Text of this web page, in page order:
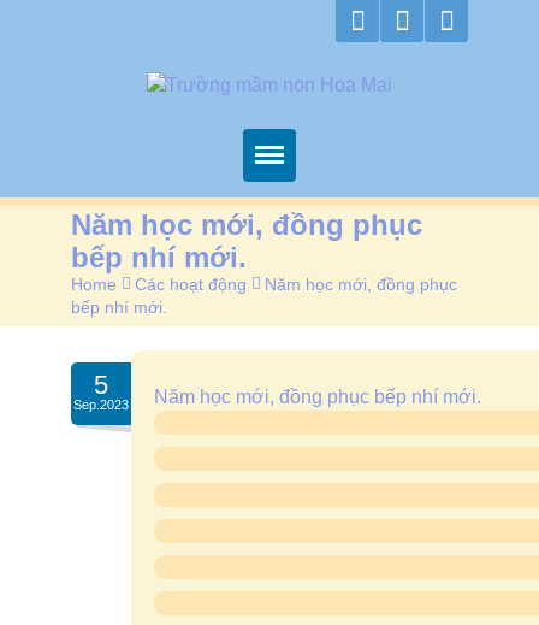
Trang chủ
Về Hoa Mai
Chương trình học
Thông tin
Các hoạt động
Xem camera
Kiểm định
Liên hệ
Năm học mới, đồng phục
bếp nhí mới.
Home > Các hoạt động > Năm học mới, đồng phục
bếp nhí mới.
5
Sep.2023 Năm học mới, đồng phục bếp nhí mới.